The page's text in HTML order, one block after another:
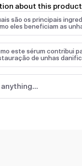
about this
são os principais
eles beneficiam as
este sérum contribui
de unhas